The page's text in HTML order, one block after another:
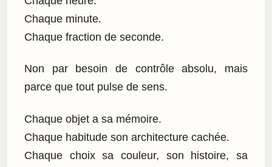
Chaque minute.
Chaque fraction de seconde.
Non par besoin de contrôle absolu, mais
parce que tout pulse de sens.
Chaque objet a sa mémoire.
Chaque habitude son architecture cachée.
Chaque choix sa couleur, son histoire, sa